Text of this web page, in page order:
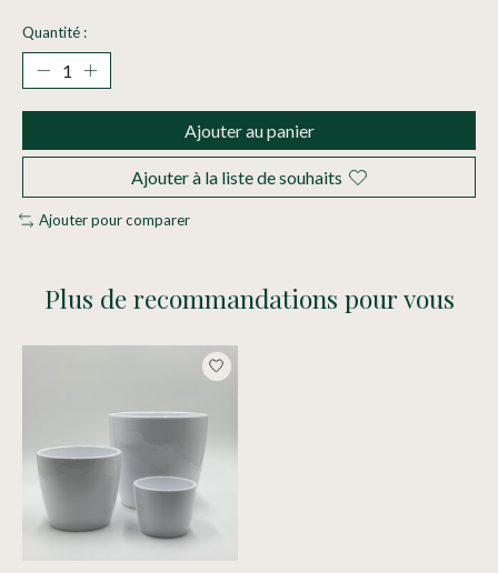
Quantité :
Ajouter au panier
Ajouter à la liste de souhaits
Ajouter pour comparer
Plus de recommandations pour vous
Articles du carrousel de produits